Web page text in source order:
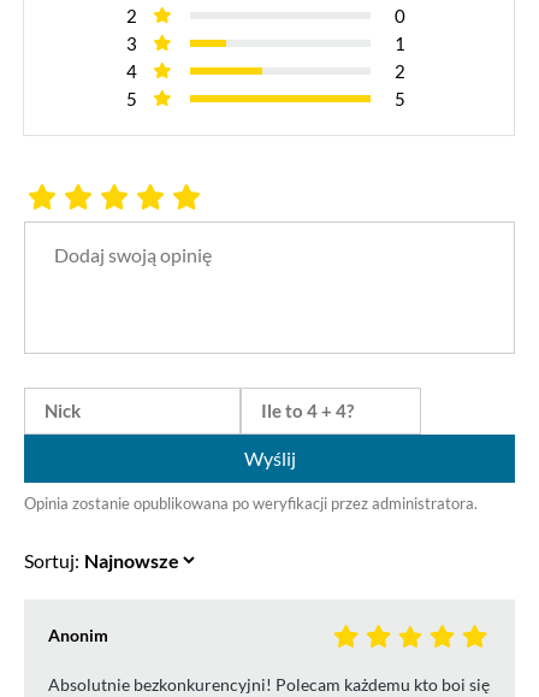
2
0
3
1
4
2
5
5
Wyślij
Opinia zostanie opublikowana po weryfikacji przez administratora.
Sortuj:
Anonim
Absolutnie bezkonkurencyjni! Polecam każdemu kto boi się